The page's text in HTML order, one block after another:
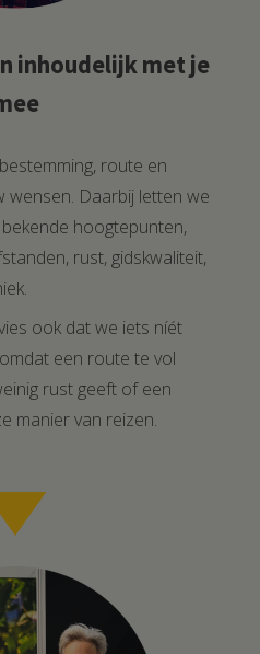
inhoudelijk met je
route en
wensen. Daarbij letten we
hoogtepunten,
rust, gidskwaliteit,
ook dat we iets níét
een route te vol
rust geeft of een
manier van reizen.